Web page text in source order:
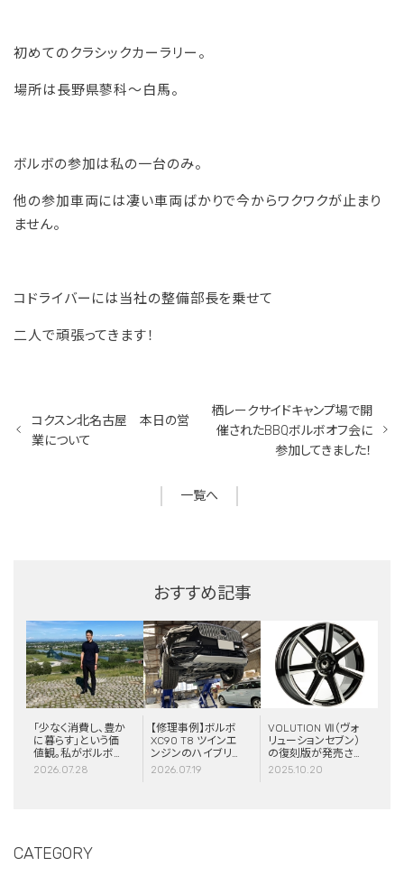
初めてのクラシックカーラリー。
場所は長野県蓼科〜白馬。
ボルボの参加は私の一台のみ。
他の参加車両には凄い車両ばかりで今からワクワクが止まり
ません。
コドライバーには当社の整備部長を乗せて
二人で頑張ってきます！
コクスン北名古屋 本日の営
業について
一覧へ
栖レークサイドキャンプ場で開
催されたBBQボルボオフ会に
参加してきました！
おすすめ記事
「少なく消費し、豊か
に暮らす」という価
値観。私がボルボと
スウェーデンに惹か
2026.07.28
【修理事例】ボルボ
XC90 T8 ツインエ
ンジンのハイブリッ
ドシステム故障・
2026.07.19
VOLUTION Ⅶ（ヴォ
リューションセブン）
の復刻版が発売さ
れました！
2025.10.20
CATEGORY